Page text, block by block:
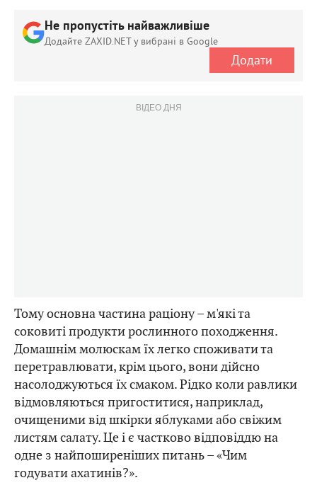
Не пропустіть найважливіше
Додайте ZAXID.NET у вибрані в Google
Додати
ВІДЕО ДНЯ
Тому основна частина раціону – м'які та
соковиті продукти рослинного походження.
Домашнім молюскам їх легко споживати та
перетравлювати, крім цього, вони дійсно
насолоджуються їх смаком. Рідко коли равлики
відмовляються пригоститися, наприклад,
очищеними від шкірки яблуками або свіжим
листям салату. Це і є частково відповіддю на
одне з найпоширеніших питань – «Чим
годувати ахатинів?».